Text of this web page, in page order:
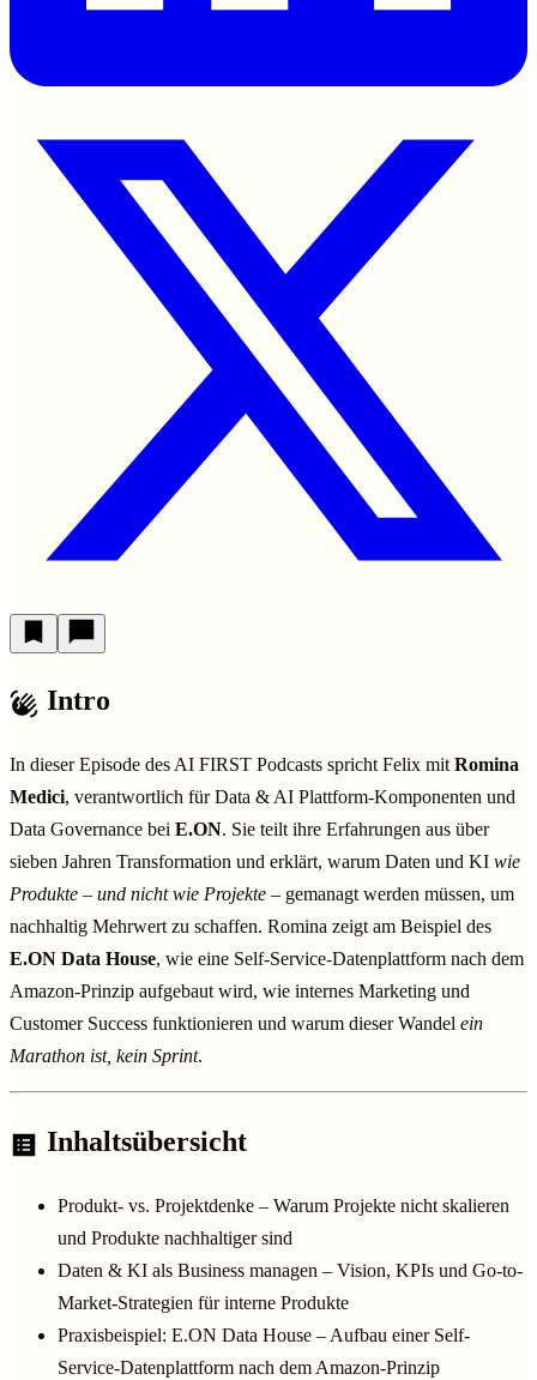
Intro
In dieser Episode des AI FIRST Podcasts spricht Felix mit Romina
Medici, verantwortlich für Data & AI Plattform-Komponenten und
Data Governance bei E.ON. Sie teilt ihre Erfahrungen aus über
sieben Jahren Transformation und erklärt, warum Daten und KI wie
Produkte – und nicht wie Projekte – gemanagt werden müssen, um
nachhaltig Mehrwert zu schaffen. Romina zeigt am Beispiel des
E.ON Data House, wie eine Self-Service-Datenplattform nach dem
Amazon-Prinzip aufgebaut wird, wie internes Marketing und
Customer Success funktionieren und warum dieser Wandel ein
Marathon ist, kein Sprint.
Inhaltsübersicht
Produkt- vs. Projektdenke – Warum Projekte nicht skalieren
und Produkte nachhaltiger sind
Daten & KI als Business managen – Vision, KPIs und Go-to-
Market-Strategien für interne Produkte
Praxisbeispiel: E.ON Data House – Aufbau einer Self-
Service-Datenplattform nach dem Amazon-Prinzip